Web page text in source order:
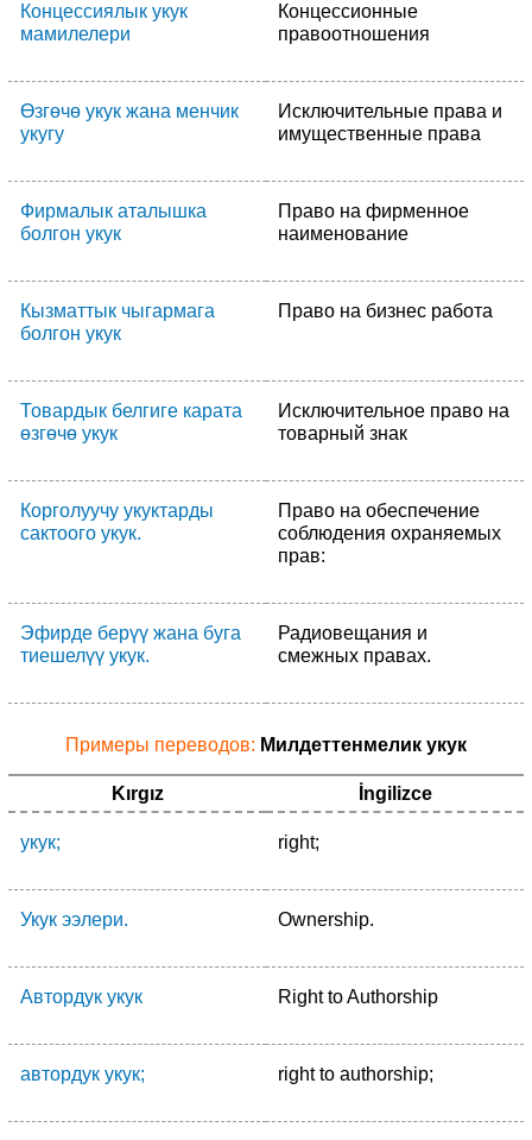
Концессиялык укук
мамилелери
Концессионные
правоотношения
Өзгөчө укук жана менчик
укугу
Исключительные права и
имущественные права
Фирмалык аталышка
болгон укук
Право на фирменное
наименование
Кызматтык чыгармага
болгон укук
Право на бизнес работа
Товардык белгиге карата
өзгөчө укук
Исключительное право на
товарный знак
Корголуучу укуктарды
сактоого укук.
Право на обеспечение
соблюдения охраняемых
прав:
Эфирде берүү жана буга
тиешелүү укук.
Радиовещания и
смежных правах.
Примеры переводов: Милдеттенмелик укук
Kırgız İngilizce
укук; right;
Укук ээлери. Ownership.
Автордук укук Right to Authorship
автордук укук; right to authorship;